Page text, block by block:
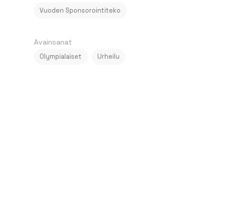
Vuoden Sponsorointiteko
Avainsanat
Olympialaiset Urheilu